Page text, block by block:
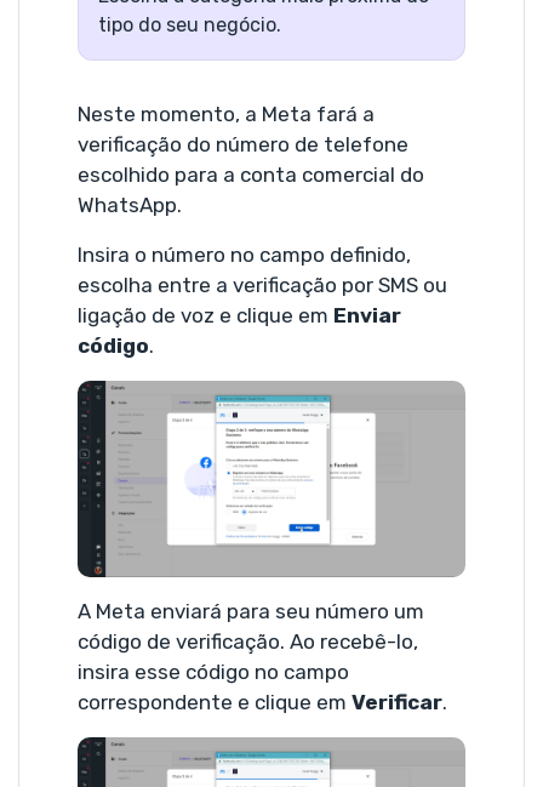
tipo do seu negócio.
Neste momento, a Meta fará a
verificação do número de telefone
escolhido para a conta comercial do
WhatsApp.
Insira o número no campo definido,
escolha entre a verificação por SMS ou
ligação de voz e clique em Enviar
código.
A Meta enviará para seu número um
código de verificação. Ao recebê-lo,
insira esse código no campo
correspondente e clique em Verificar.